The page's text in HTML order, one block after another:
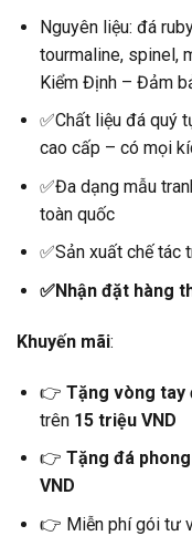
Nguyên liệu: đá
tourmaline, spinel,
Kiểm Định – Đảm
✅Chất liệu đá quý
cao cấp – có mọi
✅Đa dạng mẫu
toàn quốc
✅Sản xuất chế tác
✅Nhận đặt hàng
Khuyến mãi:
👉 Tặng vòng tay
trên 15 triệu VND
👉 Tặng đá
VND
👉 Miễn phí gói tư